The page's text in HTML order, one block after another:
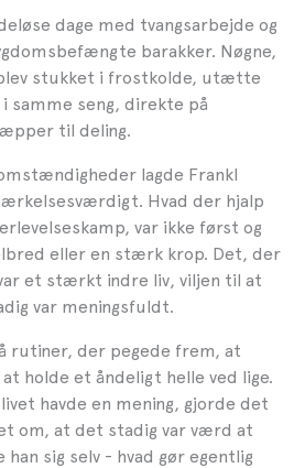
dage med tvangsarbejde og
barakker. Nøgne,
stukket i frostkolde, utætte
samme seng, direkte på
til deling.
lagde Frankl
Hvad der hjalp
var ikke først og
eller en stærk krop. Det, der
et stærkt indre liv, viljen til at
var meningsfuldt.
rutiner, der pegede frem, at
holde et åndeligt helle ved lige.
havde en mening, gjorde det
om, at det stadig var værd at
han sig selv - hvad gør egentlig